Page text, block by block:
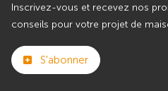
Inscrivez-vous et recevez nos
conseils pour votre projet de
S'abonner